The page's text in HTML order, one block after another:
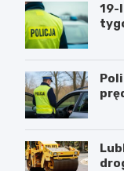
19-